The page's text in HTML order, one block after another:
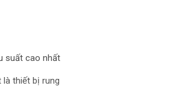
suất cao nhất
là thiết bị rung